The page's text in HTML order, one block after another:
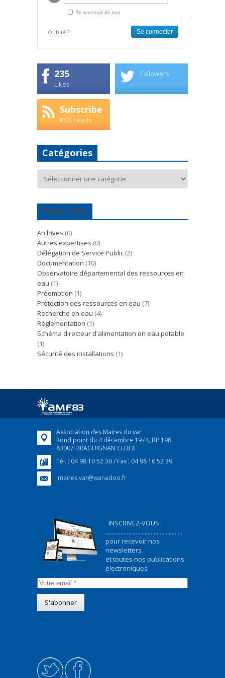
Se souvenir de moi
Oublié ?
235
Likes
Followers
Subscribe
RSS Feeds
Catégories
POLE EAU
Archives (0)
Autres expertises (0)
Délégation de Service Public (2)
Documentation (10)
Observatoire départemental des ressources en
eau (1)
Préemption (1)
Protection des ressources en eau (7)
Recherche en eau (4)
Règlementation (1)
Schéma directeur d'alimentation en eau potable
(1)
Sécurité des installations (1)
Association des Maires du var
Rond point du 4 décembre 1974, BP 198
83007 DRAGUIGNAN CEDEX
Tél. : 04 98 10 52 30 / Fax : 04 98 10 52 39
maires.var@wanadoo.fr
INSCRIVEZ-VOUS
...................................................
pour recevoir nos
newsletters
et toutes nos publications
électroniques